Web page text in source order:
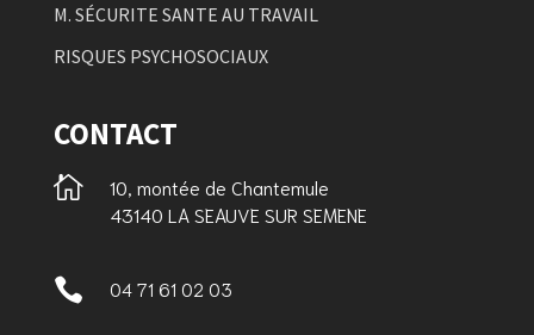
M. SÉCURITE SANTE AU TRAVAIL
RISQUES PSYCHOSOCIAUX
CONTACT

10, montée de Chantemule
43140 LA SEAUVE SUR SEMENE
 04 71 61 02 03